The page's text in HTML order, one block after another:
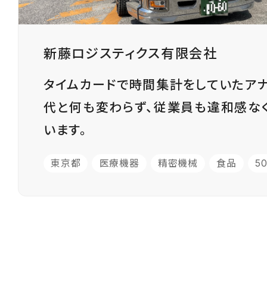
新藤ロジスティクス有限会社
タイムカードで時間集計をしていたア
代と何も変わらず、従業員も違和感な
います。
東京都 医療機器 精密機械 食品